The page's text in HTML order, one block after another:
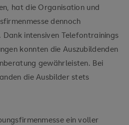
hat die Organisation und
dennoch
intensiven Telefontrainings
konnten die Auszubildenden
gewährleisten. Bei
die Ausbilder stets
ein voller